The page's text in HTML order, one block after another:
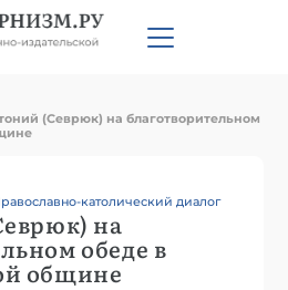
(Севрюк) на благотворительном
католический диалог
на
обеде в
общине